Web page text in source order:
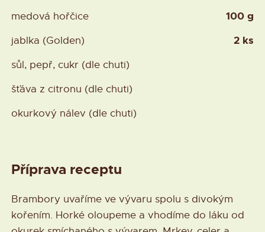
medová hořčice 100 g
jablka (Golden) 2 ks
sůl, pepř, cukr (dle chuti)
šťáva z citronu (dle chuti)
okurkový nálev (dle chuti)
Příprava receptu
Brambory uvaříme ve vývaru spolu s divokým
kořením. Horké oloupeme a vhodíme do láku od